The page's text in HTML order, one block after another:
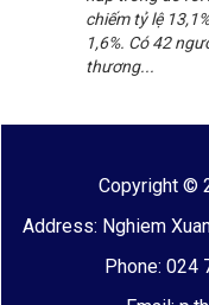
chiếm tỷ lệ
1,6%. Có 42
thương...
Copyright ©
Address: Nghiem
Phone: 024